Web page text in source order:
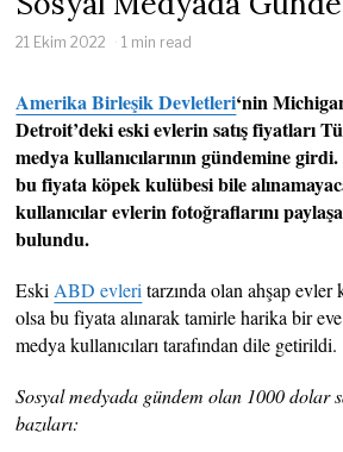
21 Ekim 2022 1 min read
Amerika Birleşik Devletleri‘nin
Detroit’deki eski evlerin satış fiyatları
medya kullanıcılarının gündemine
bu fiyata köpek kulübesi bile
kullanıcılar evlerin fotoğraflarını
bulundu.
Eski ABD evleri tarzında olan ahşap
olsa bu fiyata alınarak tamirle harika bir
medya kullanıcıları tarafından dile getirildi.
Sosyal medyada gündem olan 1000 dolar
bazıları: